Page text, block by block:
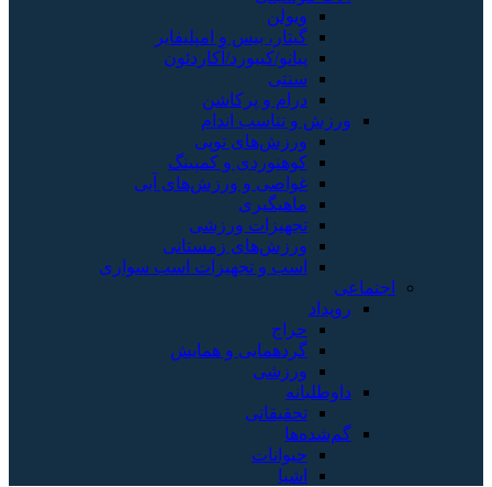
ویولن
گیتار، بیس و امپلیفایر
پیانو/کیبورد/آکاردئون
سنتی
درام و پرکاشن
ورزش و تناسب اندام
ورزش‌های توپی
کوهنوردی و کمپینگ
غواصی و ورزش‌های آبی
ماهیگیری
تجهیزات ورزشی
ورزش‌های زمستانی
اسب و تجهیزات اسب سواری
اجتماعی
رویداد
حراج
گردهمایی و همایش
ورزشی
داوطلبانه
تحقیقاتی
گم‌شده‌ها
حیوانات
اشیا